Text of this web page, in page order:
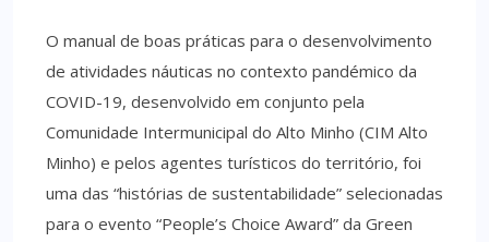
O manual de boas práticas para o desenvolvimento
de atividades náuticas no contexto pandémico da
COVID-19, desenvolvido em conjunto pela
Comunidade Intermunicipal do Alto Minho (CIM Alto
Minho) e pelos agentes turísticos do território, foi
uma das “histórias de sustentabilidade” selecionadas
para o evento “People’s Choice Award” da Green